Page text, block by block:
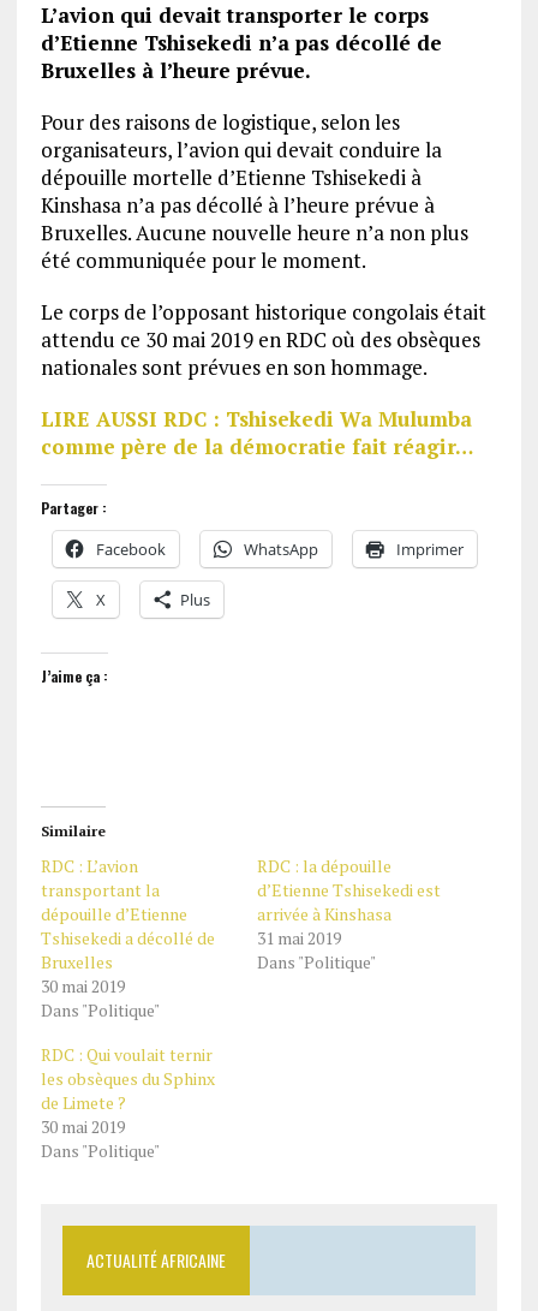
L’avion qui devait transporter le corps
d’Etienne Tshisekedi n’a pas décollé de
Bruxelles à l’heure prévue.
Pour des raisons de logistique, selon les
organisateurs, l’avion qui devait conduire la
dépouille mortelle d’Etienne Tshisekedi à
Kinshasa n’a pas décollé à l’heure prévue à
Bruxelles. Aucune nouvelle heure n’a non plus
été communiquée pour le moment.
Le corps de l’opposant historique congolais était
attendu ce 30 mai 2019 en RDC où des obsèques
nationales sont prévues en son hommage.
LIRE AUSSI RDC : Tshisekedi Wa Mulumba
comme père de la démocratie fait réagir…
Partager :
Facebook WhatsApp Imprimer
X Plus
J’aime ça :
Similaire
RDC : L’avion
transportant la
dépouille d’Etienne
Tshisekedi a décollé de
Bruxelles
30 mai 2019
Dans "Politique"
RDC : la dépouille
d’Etienne Tshisekedi est
arrivée à Kinshasa
31 mai 2019
Dans "Politique"
RDC : Qui voulait ternir
les obsèques du Sphinx
de Limete ?
30 mai 2019
Dans "Politique"
ACTUALITÉ AFRICAINE